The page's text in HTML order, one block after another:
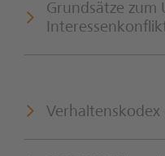
Grundsätze zum
Verhaltenskodex